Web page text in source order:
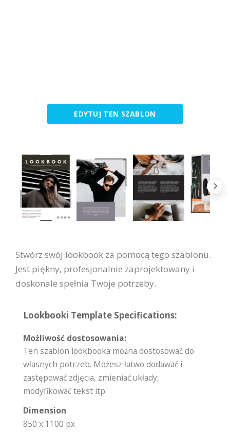
EDYTUJ TEN SZABLON
Stwórz swój lookbook za pomocą tego szablonu.
Jest piękny, profesjonalnie zaprojektowany i
doskonale spełnia Twoje potrzeby.
Lookbooki Template Specifications:
Możliwość dostosowania:
Ten szablon lookbooka można dostosować do
własnych potrzeb. Możesz łatwo dodawać i
zastępować zdjęcia, zmieniać układy,
modyfikować tekst itp.
Dimension
850 x 1100 px